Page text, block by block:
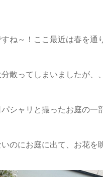
ね～！ここ最近は春を通
散ってしまいましたが、
シャリと撮ったお庭の一
のにお庭に出て、お花を